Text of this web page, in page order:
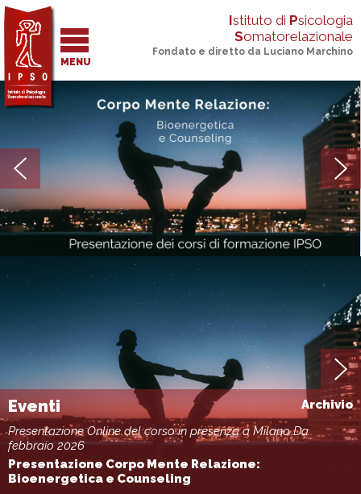
MENU
Istituto di Psicologia
Somatorelazionale
Fondato e diretto da Luciano Marchino
Eventi
Archivio
Presentazione Online del corso in presenza a Milano Da
febbraio 2026
Presentazione Corpo Mente Relazione:
Bioenergetica e Counseling